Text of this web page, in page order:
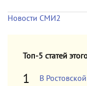
Новости СМИ2
Топ-5 статей
В